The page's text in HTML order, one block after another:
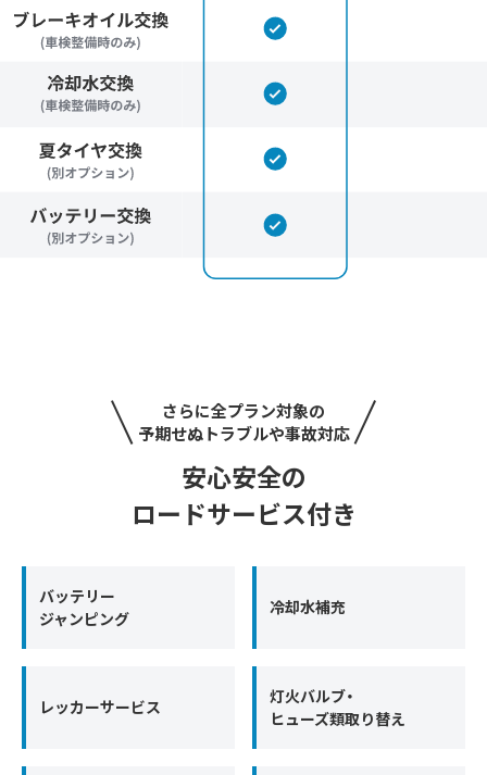
さらに全プラン対象の
予期せぬトラブルや事故対応
安心安全の
ロードサービス付き
バッテリー
ジャンピング
冷却水補充
レッカーサービス
灯火バルブ・
ヒューズ類取り替え